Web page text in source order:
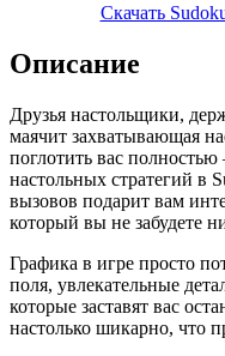
Скачать
Описание
Друзья настольщики,
маячит захватывающая
поглотить вас
настольных стратегий в
вызовов подарит вам
который вы не забудете
Графика в игре просто
поля, увлекательные
которые заставят вас
настолько шикарно, что